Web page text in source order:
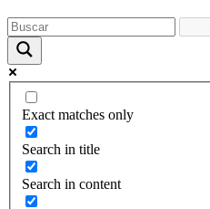
Exact matches only
Search in title
Search in content